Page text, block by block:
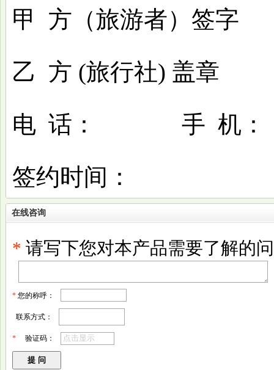
甲
方（旅游者）签字
乙 方 (旅行社) 盖章
电 话： 手 机：
签约时间：
在线咨询
* 请写下您对本产品需要了解的
* 您的称呼：
联系方式：
* 验证码：